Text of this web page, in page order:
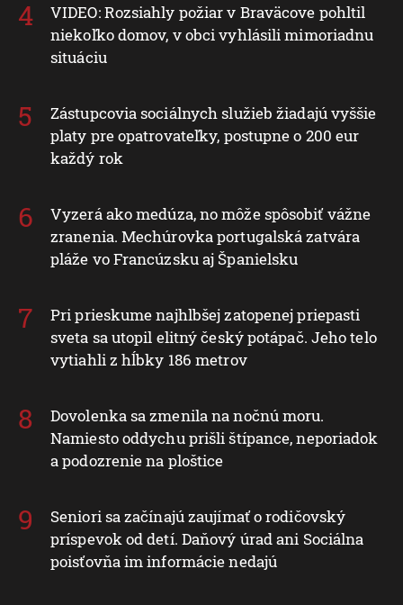
VIDEO: Rozsiahly požiar v Braväcove pohltil
niekoľko domov, v obci vyhlásili mimoriadnu
situáciu
Zástupcovia sociálnych služieb žiadajú vyššie
platy pre opatrovateľky, postupne o 200 eur
každý rok
Vyzerá ako medúza, no môže spôsobiť vážne
zranenia. Mechúrovka portugalská zatvára
pláže vo Francúzsku aj Španielsku
Pri prieskume najhlbšej zatopenej priepasti
sveta sa utopil elitný český potápač. Jeho telo
vytiahli z hĺbky 186 metrov
Dovolenka sa zmenila na nočnú moru.
Namiesto oddychu prišli štípance, neporiadok
a podozrenie na ploštice
Seniori sa začínajú zaujímať o rodičovský
príspevok od detí. Daňový úrad ani Sociálna
poisťovňa im informácie nedajú